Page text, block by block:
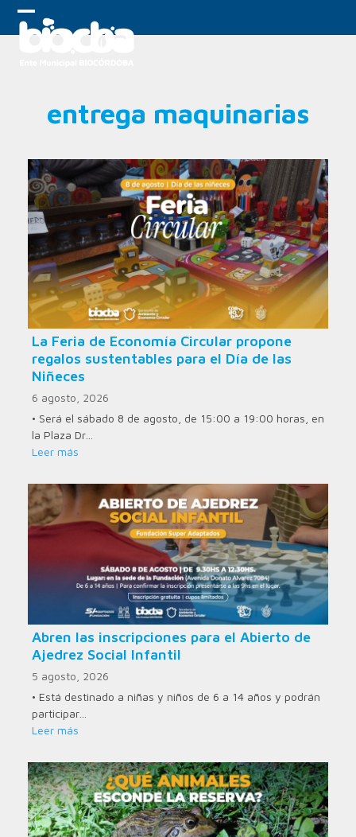
Skip
Open
Close
entrega maquinarias
La Feria de Economía Circular propone
regalos sustentables para el Día de las
Niñeces
6 agosto, 2026
• Será el sábado 8 de agosto, de 15:00 a 19:00 horas, en
la Plaza Dr…
Leer más
Abren las inscripciones para el Abierto de
Ajedrez Social Infantil
5 agosto, 2026
• Está destinado a niñas y niños de 6 a 14 años y podrán
participar…
Leer más